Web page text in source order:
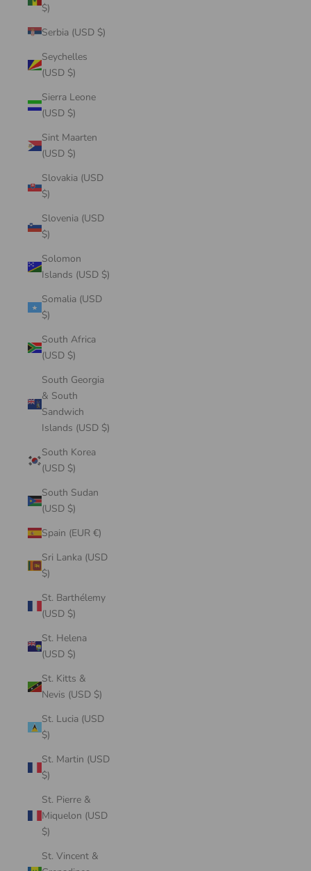
$)
Serbia (USD $)
Seychelles
(USD $)
Sierra Leone
(USD $)
Sint Maarten
(USD $)
Slovakia (USD
$)
Slovenia (USD
$)
Solomon
Islands (USD $)
Somalia (USD
$)
South Africa
(USD $)
South Georgia
& South
Sandwich
Islands (USD $)
South Korea
(USD $)
South Sudan
(USD $)
Spain (EUR €)
Sri Lanka (USD
$)
St. Barthélemy
(USD $)
St. Helena
(USD $)
St. Kitts &
Nevis (USD $)
St. Lucia (USD
$)
St. Martin (USD
$)
St. Pierre &
Miquelon (USD
$)
St. Vincent &